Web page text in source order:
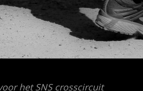
het SNS crosscircuit